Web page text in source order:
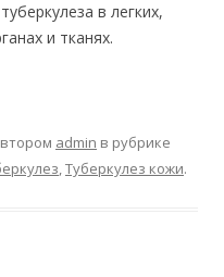
в легких,
и тканях.
admin в рубрике
,Туберкулез кожи.